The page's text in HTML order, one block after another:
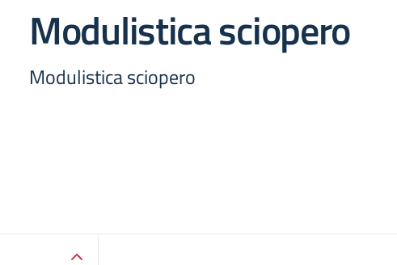
Modulistica sciopero
Modulistica sciopero